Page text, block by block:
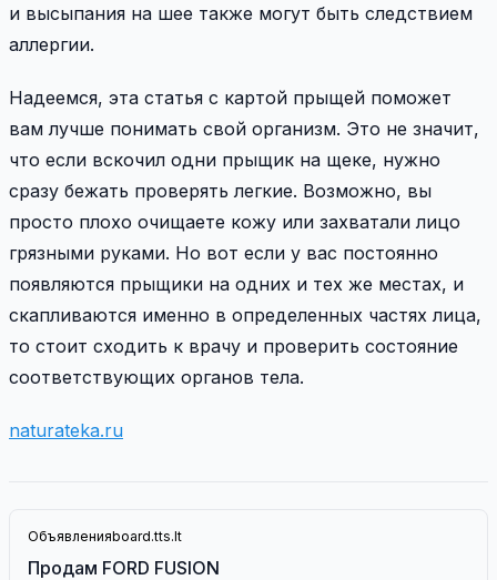
и высыпания на шее также могут быть следствием
аллергии.
Надеемся, эта статья с картой прыщей поможет
вам лучше понимать свой организм. Это не значит,
что если вскочил одни прыщик на щеке, нужно
сразу бежать проверять легкие. Возможно, вы
просто плохо очищаете кожу или захватали лицо
грязными руками. Но вот если у вас постоянно
появляются прыщики на одних и тех же местах, и
скапливаются именно в определенных частях лица,
то стоит сходить к врачу и проверить состояние
соответствующих органов тела.
naturateka.ru
Объявленияboard.tts.lt
Продам FORD FUSION